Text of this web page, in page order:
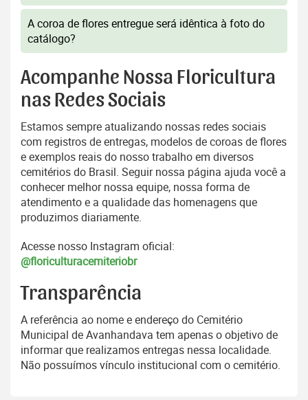
A coroa de flores entregue será idêntica à foto do
catálogo?
Acompanhe Nossa Floricultura
nas Redes Sociais
Estamos sempre atualizando nossas redes sociais
com registros de entregas, modelos de coroas de flores
e exemplos reais do nosso trabalho em diversos
cemitérios do Brasil. Seguir nossa página ajuda você a
conhecer melhor nossa equipe, nossa forma de
atendimento e a qualidade das homenagens que
produzimos diariamente.
Acesse nosso Instagram oficial:
@floriculturacemiteriobr
Transparência
A referência ao nome e endereço do Cemitério
Municipal de Avanhandava tem apenas o objetivo de
informar que realizamos entregas nessa localidade.
Não possuímos vínculo institucional com o cemitério.